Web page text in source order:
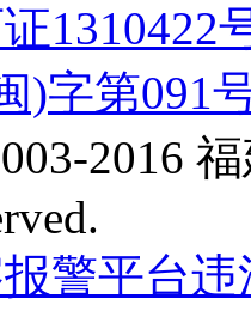
1310422
)字第091
2016
警平台违